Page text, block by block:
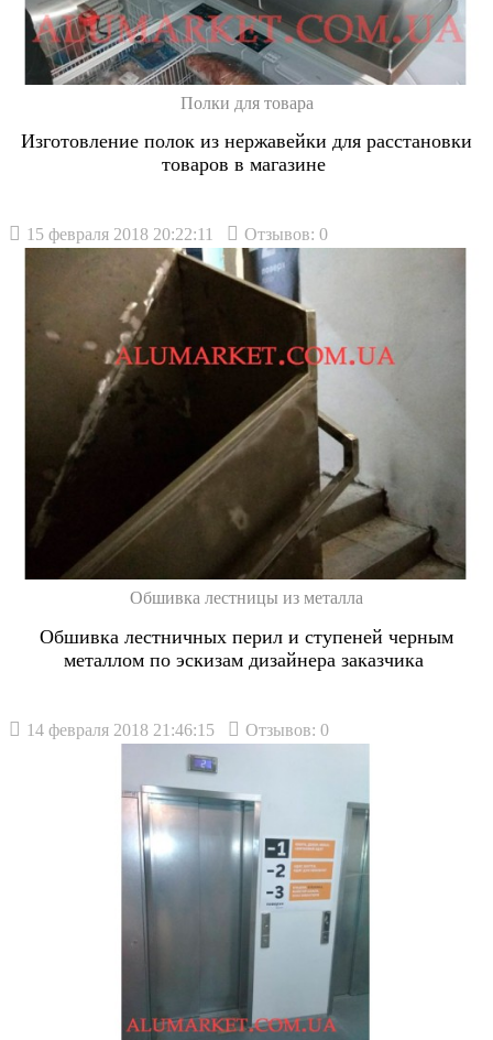
Полки для товара
Изготовление полок из нержавейки для расстановки
товаров в магазине
15 февраля 2018 20:22:11 Отзывов: 0
Обшивка лестницы из металла
Обшивка лестничных перил и ступеней черным
металлом по эскизам дизайнера заказчика
14 февраля 2018 21:46:15 Отзывов: 0